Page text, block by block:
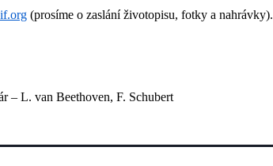
(prosíme o zaslání životopisu, fotky a nahrávky).
– L. van Beethoven, F. Schubert